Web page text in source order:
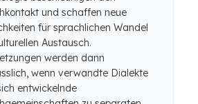
und schaffen neue
für sprachlichen Wandel
Austausch.
werden dann
wenn verwandte Dialekte
entwickelnde